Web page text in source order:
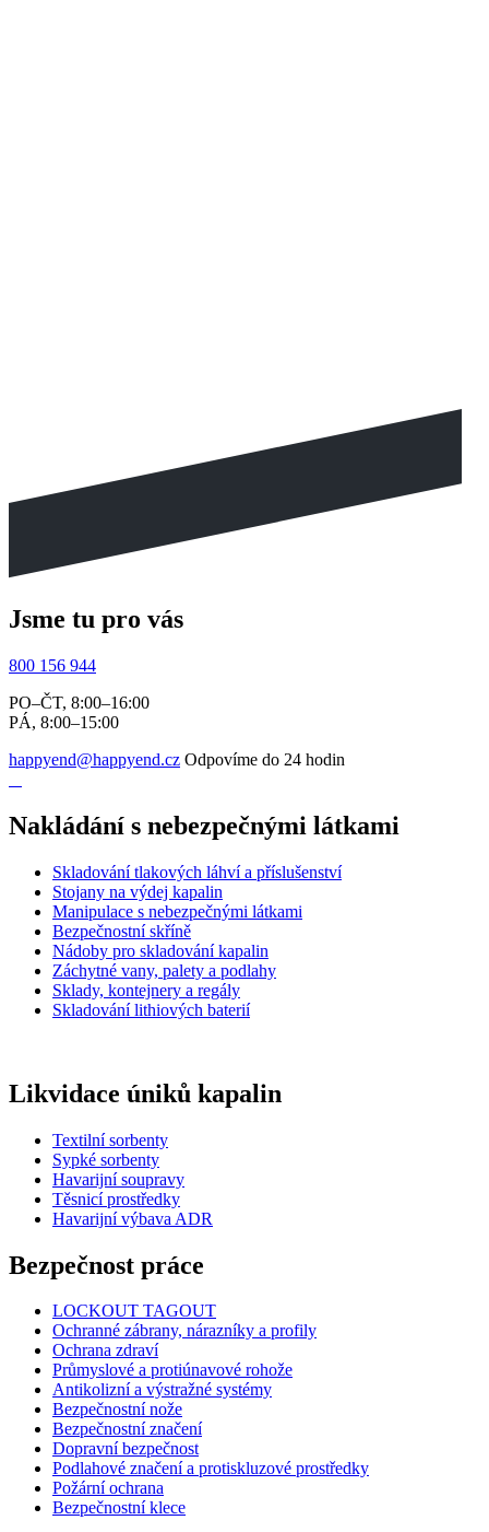
Jsme tu pro vás
800 156 944
PO–ČT, 8:00–16:00
PÁ, 8:00–15:00
happyend@happyend.cz Odpovíme do 24 hodin
Nakládání s nebezpečnými látkami
Skladování tlakových láhví a příslušenství
Stojany na výdej kapalin
Manipulace s nebezpečnými látkami
Bezpečnostní skříně
Nádoby pro skladování kapalin
Záchytné vany, palety a podlahy
Sklady, kontejnery a regály
Skladování lithiových baterií
Likvidace úniků kapalin
Textilní sorbenty
Sypké sorbenty
Havarijní soupravy
Těsnicí prostředky
Havarijní výbava ADR
Bezpečnost práce
LOCKOUT TAGOUT
Ochranné zábrany, nárazníky a profily
Ochrana zdraví
Průmyslové a protiúnavové rohože
Antikolizní a výstražné systémy
Bezpečnostní nože
Bezpečnostní značení
Dopravní bezpečnost
Podlahové značení a protiskluzové prostředky
Požární ochrana
Bezpečnostní klece